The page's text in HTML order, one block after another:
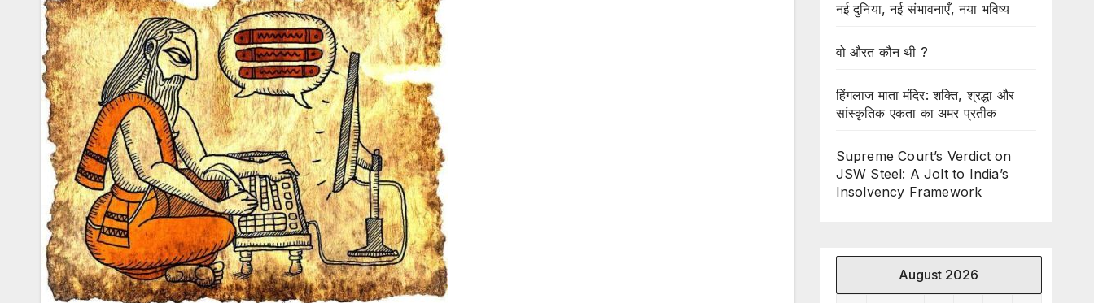
नई दुनिया, नई संभावनाएँ, नया भविष्य
वो औरत कौन थी ?
हिंगलाज माता मंदिर: शक्ति, श्रद्धा और
सांस्कृतिक एकता का अमर प्रतीक
Supreme Court’s Verdict on
JSW Steel: A Jolt to India’s
Insolvency Framework
August 2026